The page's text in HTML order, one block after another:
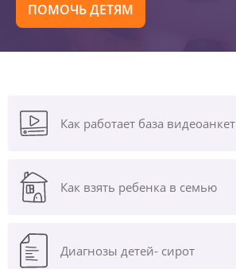
ПОМОЧЬ ДЕТЯМ
Как работает база видеоанкет
Как взять ребенка в семью
Диагнозы детей- сирот